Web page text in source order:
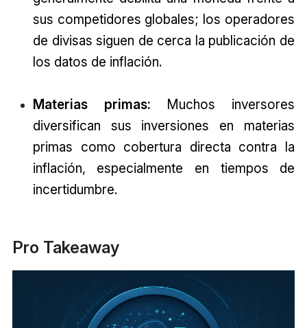
sus competidores globales; los operadores
de divisas siguen de cerca la publicación de
los datos de inflación.
Materias primas: Muchos inversores
diversifican sus inversiones en materias
primas como cobertura directa contra la
inflación, especialmente en tiempos de
incertidumbre.
Pro Takeaway